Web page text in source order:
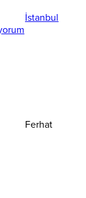
İstanbul
Ferhat